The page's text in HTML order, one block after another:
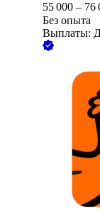
55 000 – 76
Без опыта
Выплаты: